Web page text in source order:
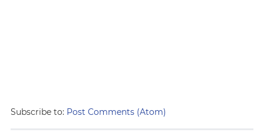
Subscribe to: Post Comments (Atom)